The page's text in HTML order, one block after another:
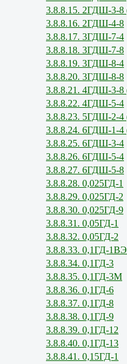
3.8.8.15. 2ГДШ-3-8
3.8.8.16. 2ГДШ-4-8
3.8.8.17. 3ГДШ-7-4
3.8.8.18. 3ГДШ-7-8
3.8.8.19. 3ГДШ-8-4
3.8.8.20. 3ГДШ-8-8
3.8.8.21. 4ГДШ-3-8
3.8.8.22. 4ГДШ-5-4
3.8.8.23. 5ГДШ-2-4
3.8.8.24. 6ГДШ-1-4
3.8.8.25. 6ГДШ-3-4
3.8.8.26. 6ГДШ-5-4
3.8.8.27. 6ГДШ-5-8
3.8.8.28. 0,025ГД-1
3.8.8.29. 0,025ГД-2
3.8.8.30. 0,025ГД-9
3.8.8.31. 0,05ГД-1
3.8.8.32. 0,05ГД-2
3.8.8.33. 0,1ГД-
3.8.8.34. 0,1ГД-3
3.8.8.35. 0,1ГД-3М
3.8.8.36. 0,1ГД-6
3.8.8.37. 0,1ГД-8
3.8.8.38. 0,1ГД-9
3.8.8.39. 0,1ГД-12
3.8.8.40. 0,1ГД-13
3.8.8.41. 0,15ГД-1